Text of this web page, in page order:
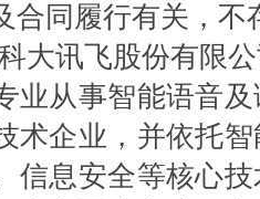
合同履行有关，不
大讯飞股份有限
业从事智能语音
术企业，并依托
信息安全等核心